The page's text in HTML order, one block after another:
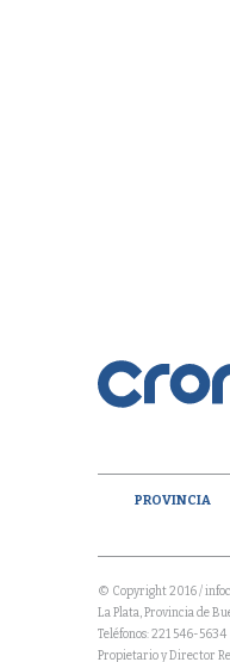
PROVINCIA
© Copyright 2016 /
La Plata, Provincia de
Teléfonos: 221 546-5634
Propietario y Director